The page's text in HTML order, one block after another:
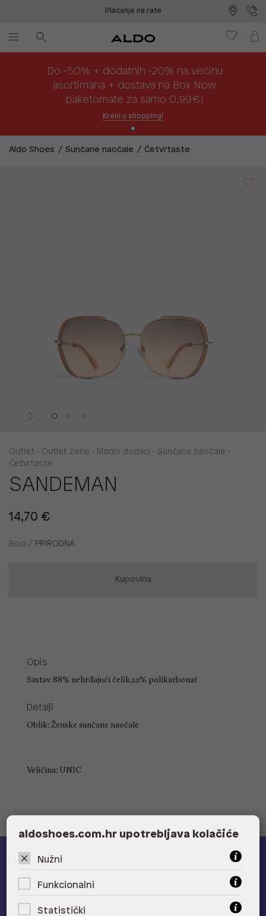
Besplatna dostava na prodajna mjesta
Do -50% + dodatnih -20% na većinu
asortimana + dostava na Box Now
paketomate za samo 0,99€!
Kreni u shopping!
Aldo Shoes Sunčane naočale Četvrtaste
Outlet - Outlet žene - Modni dodaci - Sunčane naočale -
Četvrtaste
SANDEMAN
14,70 €
Boja / PRIRODNA
Kupovina
Opis
Sastav 88% nehrđajući čelik,12% polikarbonat
Detalji
Oblik: Ženske sunčane naočale
Veličina: UNIC
Učlani se u ALDO A-list program vjernosti
i ostvari 5% popusta
aldoshoes.com.hr upotrebljava kolačiće
Nužni
Funkcionalni
Statistički